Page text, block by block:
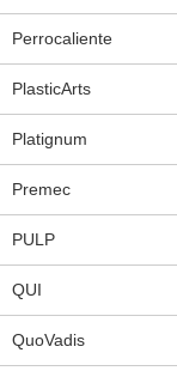
Perrocaliente
PlasticArts
Platignum
Premec
PULP
QUI
QuoVadis